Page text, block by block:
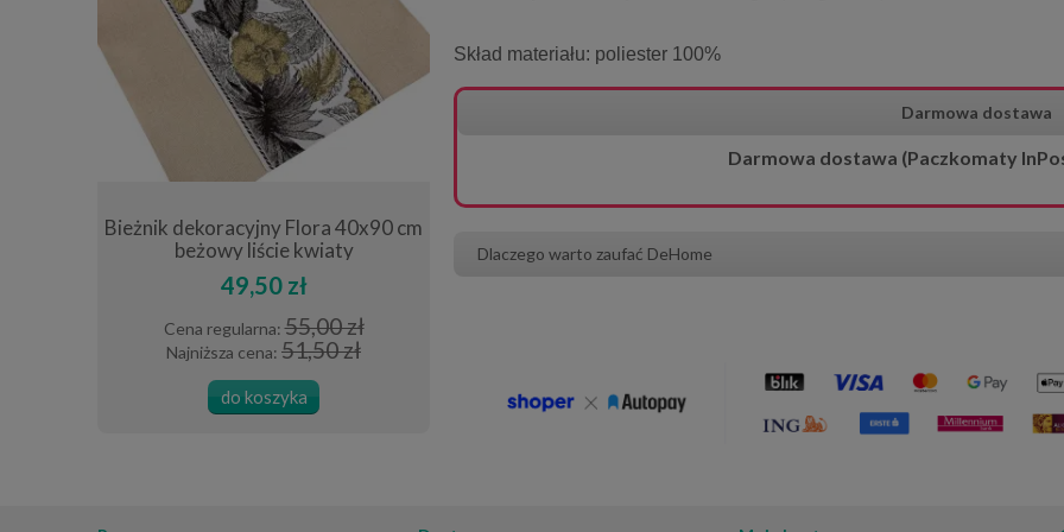
Bieżnik dekoracyjny Flora 40x90 cm
beżowy liście kwiaty
49,50 zł
Cena regularna:55,00 zł
Najniższa cena: 51,50 zł
do koszyka
biała Kotki
do koszyka do koszyka
Skład materiału: poliester 100%
Darmowa dostawa
Darmowa dostawa (Paczkomaty
Dlaczego warto zaufać DeHome